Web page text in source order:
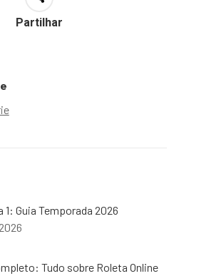
Partilhar
1: Guia Temporada 2026
Tudo sobre Roleta Online